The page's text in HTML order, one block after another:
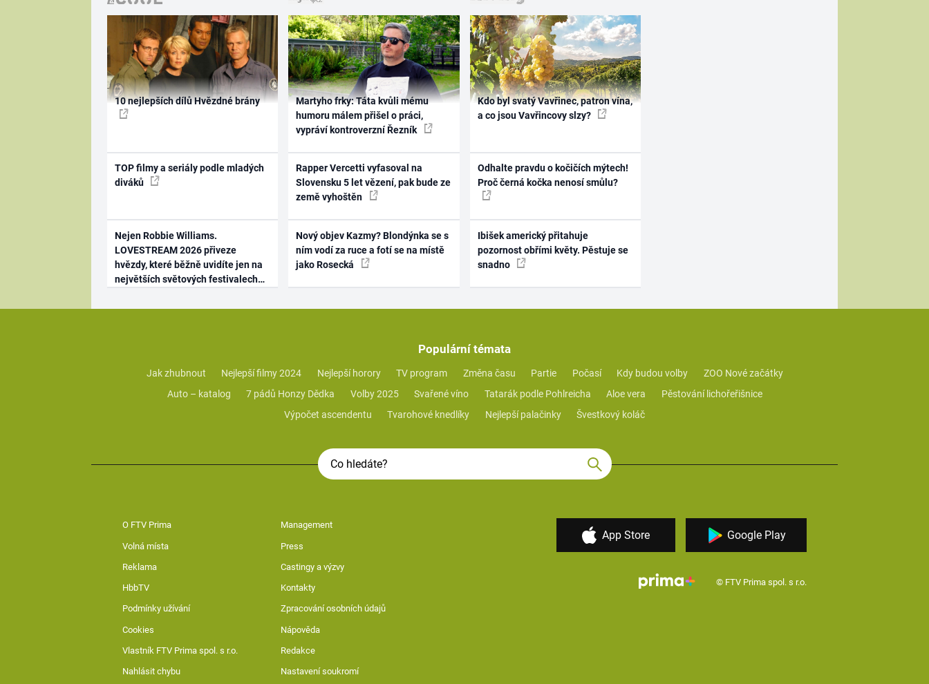
10 nejlepších dílů Hvězdné brány
TOP filmy a seriály podle mladých
diváků
Nejen Robbie Williams.
LOVESTREAM 2026 přiveze
hvězdy, které běžně uvidíte jen na
největších světových festivalech
Martyho frky: Táta kvůli mému
humoru málem přišel o práci,
vypráví kontroverzní Řezník
Rapper Vercetti vyfasoval na
Slovensku 5 let vězení, pak bude ze
země vyhoštěn
Nový objev Kazmy? Blondýnka se s
ním vodí za ruce a fotí se na místě
jako Rosecká
Kdo byl svatý Vavřinec, patron vína,
a co jsou Vavřincovy slzy?
Odhalte pravdu o kočičích mýtech!
Proč černá kočka nenosí smůlu?
Ibišek americký přitahuje
pozornost obřími květy. Pěstuje se
snadno
Populární témata
Jak zhubnout Nejlepší filmy 2024 Nejlepší horory TV program Změna času Partie Počasí Kdy budou volby
ZOO Nové začátky
Auto – katalog
7 pádů Honzy Dědka Volby 2025 Svařené víno Tatarák podle Pohlreicha Aloe vera
Pěstování lichořeřišnice
Výpočet ascendentu
Tvarohové knedlíky Nejlepší palačinky Švestkový koláč
O FTV Prima Management
Volná místa Press
Reklama Castingy a výzvy
HbbTV Kontakty
Podmínky užívání Zpracování osobních údajů
Cookies Nápověda
Vlastník FTV Prima spol. s r.o. Redakce
Nahlásit chybu Nastavení soukromí
App Store Google Play
© FTV Prima spol. s r.o.